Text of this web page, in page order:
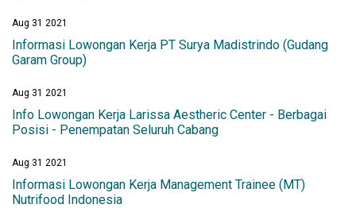
Aug 31 2021
Informasi Lowongan Kerja PT Surya Madistrindo (Gudang
Garam Group)
Aug 31 2021
Info Lowongan Kerja Larissa Aestheric Center - Berbagai
Posisi - Penempatan Seluruh Cabang
Aug 31 2021
Informasi Lowongan Kerja Management Trainee (MT)
Nutrifood Indonesia